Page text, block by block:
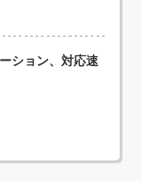
ション、対応速